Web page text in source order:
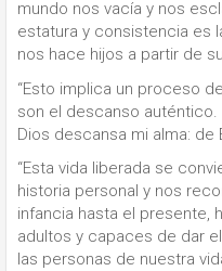
mundo nos vacía y nos
estatura y consistencia es
nos hace hijos a partir de
“Esto implica un proceso
son el descanso auténtico.
Dios descansa mi alma: de
“Esta vida liberada se
historia personal y nos
infancia hasta el presente,
adultos y capaces de dar
las personas de nuestra